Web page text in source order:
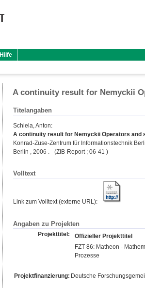
Hilfe
A continuity result for Nemyckii
Titelangaben
Schiela, Anton:
A continuity result for Nemyckii Operators and
Konrad-Zuse-Zentrum für Informationstechnik
Berlin , 2006 . - (ZIB-Report ; 06-41 )
Volltext
Link zum Volltext (externe URL):
Angaben zu Projekten
Projekttitel: Offizieller Projekttitel
FZT 86: Matheon -
Prozesse
Projektfinanzierung: Deutsche